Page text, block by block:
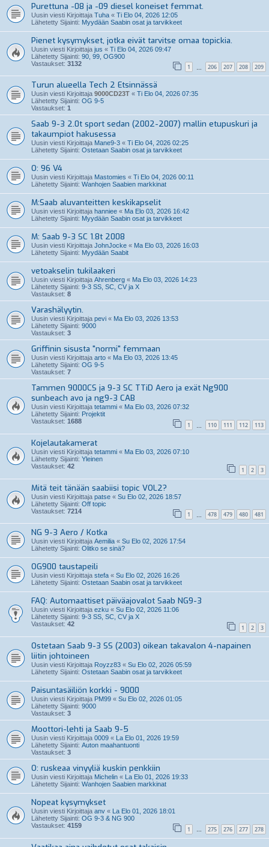
Purettuna -08 ja -09 diesel koneiset femmat.
Uusin viesti Kirjoittaja Tuha « Ti Elo 04, 2026 12:05
Lähetetty Sijainti: Myydään Saabin osat ja tarvikkeet
Pienet kysymykset, jotka eivät tarvitse omaa topickia.
Uusin viesti Kirjoittaja jus « Ti Elo 04, 2026 09:47
Lähetetty Sijainti: 90, 99, OG900
Vastaukset: 3132 1 206 207 208 209
Turun alueella Tech 2 Etsinnässä
Uusin viesti Kirjoittaja 9000CD23T « Ti Elo 04, 2026 07:35
Lähetetty Sijainti: OG 9-5
Vastaukset: 1
Saab 9-3 2.0t sport sedan (2002-2007) mallin etupuskuri ja
takaumpiot hakusessa
Uusin viesti Kirjoittaja Mane9-3 « Ti Elo 04, 2026 02:25
Lähetetty Sijainti: Ostetaan Saabin osat ja tarvikkeet
O: 96 V4
Uusin viesti Kirjoittaja Mastomies « Ti Elo 04, 2026 00:11
Lähetetty Sijainti: Wanhojen Saabien markkinat
M:Saab aluvanteitten keskikapselit
Uusin viesti Kirjoittaja hanniee « Ma Elo 03, 2026 16:42
Lähetetty Sijainti: Myydään Saabin osat ja tarvikkeet
M: Saab 9-3 SC 1.8t 2008
Uusin viesti Kirjoittaja JohnJocke « Ma Elo 03, 2026 16:03
Lähetetty Sijainti: Myydään Saabit
vetoakselin tukilaakeri
Uusin viesti Kirjoittaja Ahrenberg « Ma Elo 03, 2026 14:23
Lähetetty Sijainti: 9-3 SS, SC, CV ja X
Vastaukset: 8
Varashälyytin.
Uusin viesti Kirjoittaja pevi « Ma Elo 03, 2026 13:53
Lähetetty Sijainti: 9000
Vastaukset: 3
Griffinin sisusta "normi" femmaan
Uusin viesti Kirjoittaja arto « Ma Elo 03, 2026 13:45
Lähetetty Sijainti: OG 9-5
Vastaukset: 7
Tammen 9000CS ja 9-3 SC TTiD Aero ja exät Ng900
sunbeach avo ja ng9-3 CAB
Uusin viesti Kirjoittaja tetammi « Ma Elo 03, 2026 07:32
Lähetetty Sijainti: Projektit
Vastaukset: 1688 1 110 111 112 113
Kojelautakamerat
Uusin viesti Kirjoittaja tetammi « Ma Elo 03, 2026 07:10
Lähetetty Sijainti: Yleinen
Vastaukset: 42 1 2 3
Mitä teit tänään saabiisi topic VOL2?
Uusin viesti Kirjoittaja patse « Su Elo 02, 2026 18:57
Lähetetty Sijainti: Off topic
Vastaukset: 7214 1 478 479 480 481
NG 9-3 Aero / Kotka
Uusin viesti Kirjoittaja Aemilia « Su Elo 02, 2026 17:54
Lähetetty Sijainti: Olitko se sinä?
OG900 taustapeili
Uusin viesti Kirjoittaja stefa « Su Elo 02, 2026 16:26
Lähetetty Sijainti: Ostetaan Saabin osat ja tarvikkeet
FAQ: Automaattiset päiväajovalot Saab NG9-3
Uusin viesti Kirjoittaja ezku « Su Elo 02, 2026 11:06
Lähetetty Sijainti: 9-3 SS, SC, CV ja X
Vastaukset: 42 1 2 3
Ostetaan Saab 9-3 SS (2003) oikean takavalon 4-napainen
liitin johtoineen
Uusin viesti Kirjoittaja Royzz83 « Su Elo 02, 2026 05:59
Lähetetty Sijainti: Ostetaan Saabin osat ja tarvikkeet
Paisuntasäiliön korkki - 9000
Uusin viesti Kirjoittaja PM99 « Su Elo 02, 2026 01:05
Lähetetty Sijainti: 9000
Vastaukset: 3
Moottori-lehti ja Saab 9-5
Uusin viesti Kirjoittaja 0009 « La Elo 01, 2026 19:59
Lähetetty Sijainti: Auton maahantuonti
Vastaukset: 3
O: ruskeaa vinyyliä kuskin penkkiin
Uusin viesti Kirjoittaja Michelin « La Elo 01, 2026 19:33
Lähetetty Sijainti: Wanhojen Saabien markkinat
Nopeat kysymykset
Uusin viesti Kirjoittaja anv « La Elo 01, 2026 18:01
Lähetetty Sijainti: OG 9-3 & NG 900
Vastaukset: 4159 1 … 275 276 277 278